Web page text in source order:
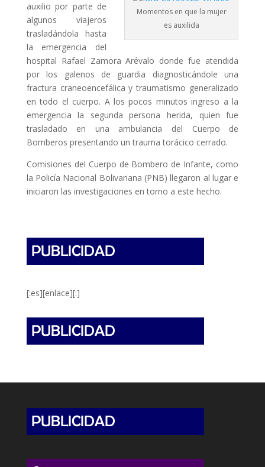
Momentos en que la mujer
es auxilida
auxilio por parte de
algunos viajeros
trasladándola hasta
la emergencia del
hospital Rafael Zamora Arévalo donde fue atendida
por los galenos de guardia diagnosticándole una
fractura craneoencefálica y traumatismo generalizado
en todo el cuerpo. A los pocos minutos ingreso a la
emergencia la segunda persona herida, quien fue
trasladado en una ambulancia del Cuerpo de
Bomberos presentando un trauma torácico cerrado.
Comisiones del Cuerpo de Bombero de Infante, como
la Policía Nacional Bolivariana (PNB) llegaron al lugar e
iniciaron las investigaciones en torno a este hecho.
[:es][enlace][:]